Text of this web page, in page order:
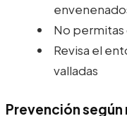
No permitas
Revisa el
valladas
Prevención según